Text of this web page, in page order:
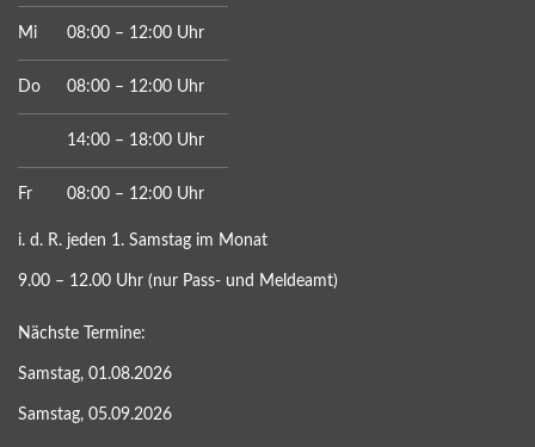
Mi 08:00 – 12:00 Uhr
Do 08:00 – 12:00 Uhr
14:00 – 18:00 Uhr
Fr 08:00 – 12:00 Uhr
i. d. R. jeden 1. Samstag im Monat
9.00 – 12.00 Uhr (nur Pass- und Meldeamt)
Nächste Termine:
Samstag, 01.08.2026
Samstag, 05.09.2026